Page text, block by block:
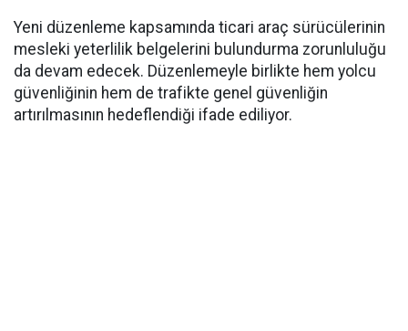
Yeni düzenleme kapsamında ticari araç sürücülerinin
mesleki yeterlilik belgelerini bulundurma zorunluluğu
da devam edecek. Düzenlemeyle birlikte hem yolcu
güvenliğinin hem de trafikte genel güvenliğin
artırılmasının hedeflendiği ifade ediliyor.